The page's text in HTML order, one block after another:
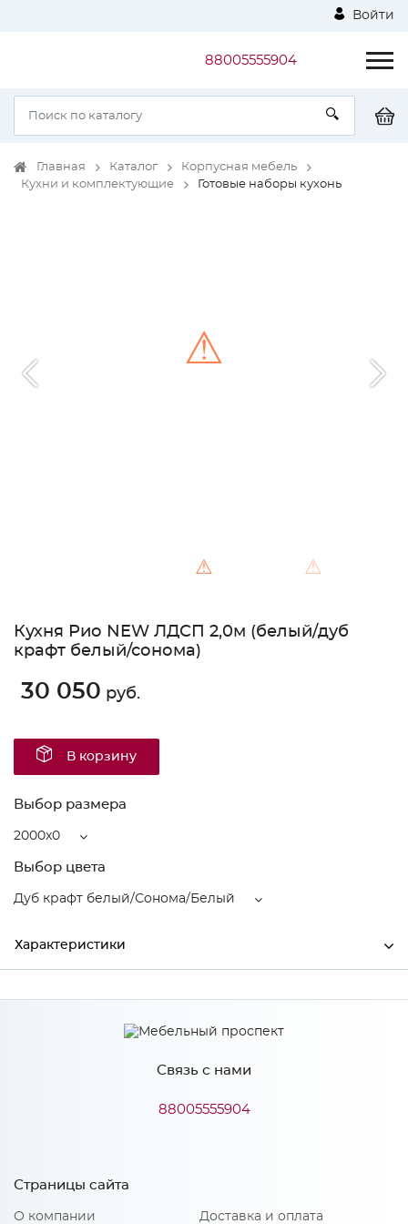
Войти
88005555904
Главная Каталог
Корпусная мебель
Кухни и комплектующие
Готовые наборы кухонь
⚠ ⚠
⚠
Кухня Рио NEW ЛДСП 2,0м (белый/дуб
крафт белый/сонома)
30 050 руб.
В корзину
Выбор размера
2000x0
Выбор цвета
Дуб крафт белый/Сонома/Белый
Характеристики
Ширина 2000
МиФ
Дуб крафт белый/Сонома/
Связь с нами
88005555904
Страницы сайта
О компании Доставка и оплата